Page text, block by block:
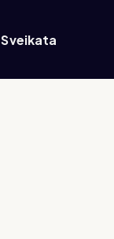
Sveikata